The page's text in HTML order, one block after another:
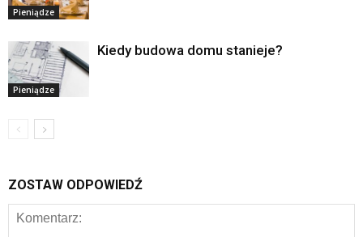
Pieniądze
Pieniądze
Kiedy budowa domu stanieje?
ZOSTAW ODPOWIEDŹ